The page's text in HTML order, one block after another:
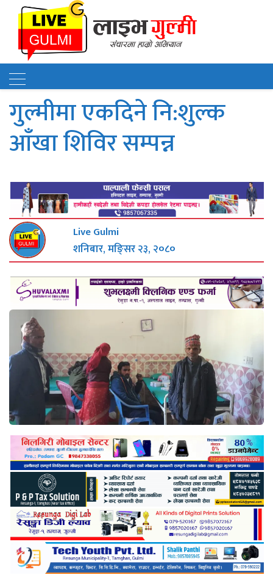
गुल्मीमा एकदिने नि:शुल्क
आँखा शिविर सम्पन्न
Live Gulmi
शनिबार, मङि्सर २३, २०८०